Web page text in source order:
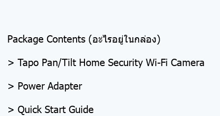
Package Contents (อะไรอยู่ในกล่อง)
> Tapo Pan/Tilt Home Security Wi-Fi Camera
> Power Adapter
> Quick Start Guide